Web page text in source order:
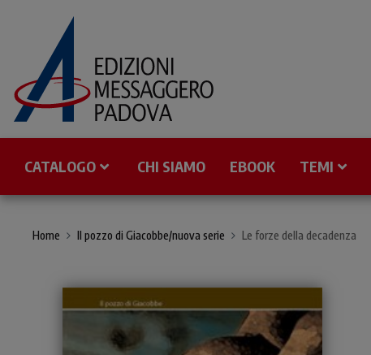
CATALOGO CHI SIAMO EBOOK TEMI
Home Il pozzo di Giacobbe/nuova serie Le forze della decadenza